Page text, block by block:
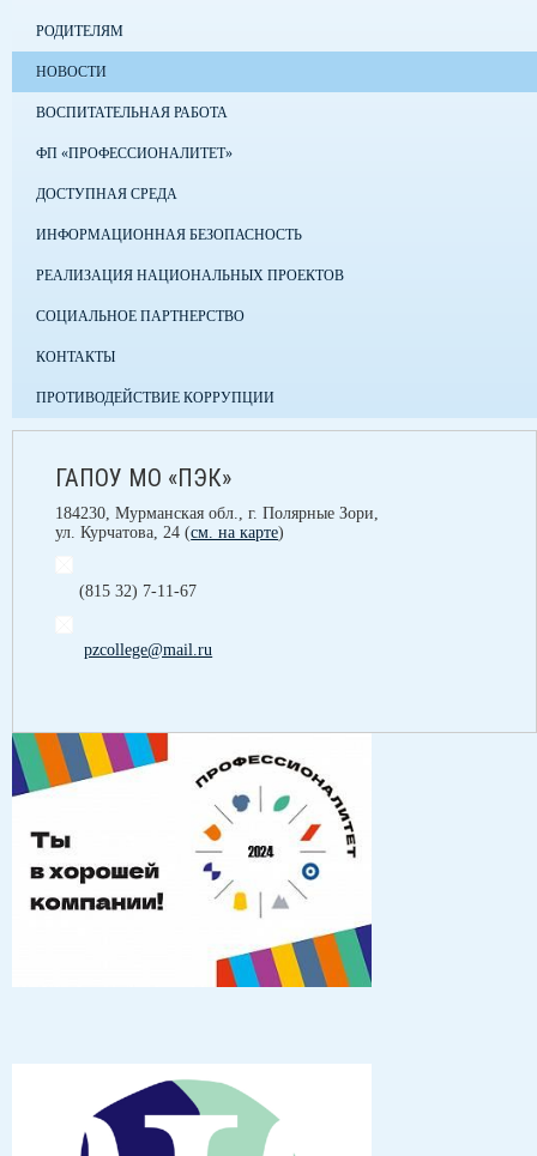
РОДИТЕЛЯМ
НОВОСТИ
ВОСПИТАТЕЛЬНАЯ РАБОТА
ФП «ПРОФЕССИОНАЛИТЕТ»
ДОСТУПНАЯ СРЕДА
ИНФОРМАЦИОННАЯ БЕЗОПАСНОСТЬ
РЕАЛИЗАЦИЯ НАЦИОНАЛЬНЫХ ПРОЕКТОВ
СОЦИАЛЬНОЕ ПАРТНЕРСТВО
КОНТАКТЫ
ПРОТИВОДЕЙСТВИЕ КОРРУПЦИИ
ГАПОУ МО «ПЭК»
184230, Мурманская обл., г. Полярные Зори,
ул. Курчатова, 24 (см. на карте)
(815 32) 7-11-67
pzcollege@mail.ru